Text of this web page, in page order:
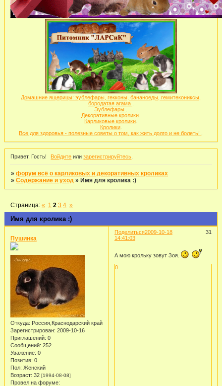
Домашние ящерицы: эублефары, гекконы, бананоеды, гемитекониксы,
бородатая агама
Эублефары
Декоративные кролики
Карликовые кролики
Кролики.
Все для здоровья - полезные советы о том, как жить долго и не болеть!
Привет, Гость! Войдите илизарегистрируйтесь
»форум всё о карликовых и декоративных кроликах
»Содержание и уход » Имя для кролика :)
Имя для кролика :)
Страница:« 1 2 3 4 »
Поделиться 31
2009-10-18
14:41:03
Пушинка
Откуда: Россия,Краснодарский край
Зарегистрирован: 2009-10-16
Приглашений: 0
Сообщений: 252
Уважение: 0
Позитив: 0
Пол: Женский
Возраст: 32 [1994-08-08]
Провел на форуме:
А мою крольку зовут Зоя.
0